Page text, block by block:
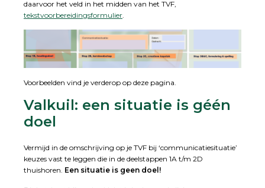
daarvoor het veld in het midden van het TVF,
tekstvoorbereidingsformulier.
Voorbeelden vind je verderop op deze pagina.
Valkuil: een situatie is géén
doel
Vermijd in de omschrijving op je TVF bij ‘communicatiesituatie’
keuzes vast te leggen die in de deelstappen 1A t/m 2D
thuishoren. Een situatie is geen doel!